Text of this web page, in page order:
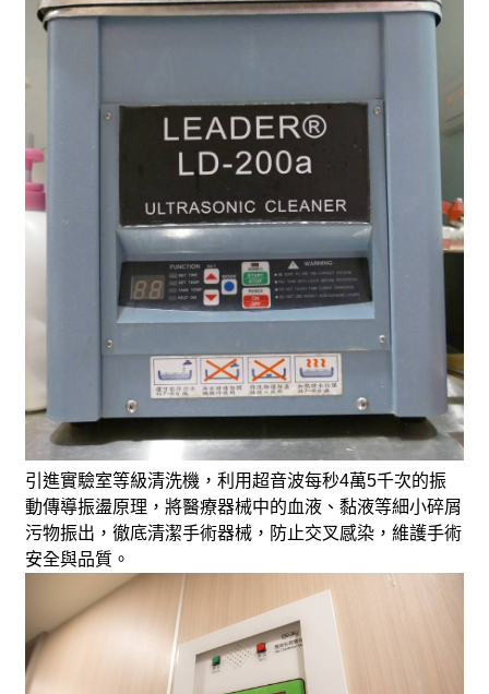
引進實驗室等級清洗機，利用超音波每秒4萬5千次的振
動傳導振盪原理，將醫療器械中的血液、黏液等細小碎屑
污物振出，徹底清潔手術器械，防止交叉感染，維護手術
安全與品質。